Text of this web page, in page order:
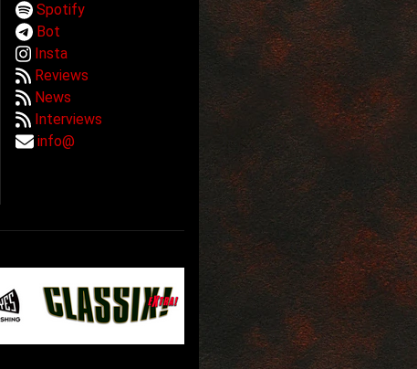
Spotify
Bot
Insta
Reviews
News
Interviews
info@